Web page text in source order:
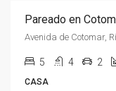
5 4 2
CASA